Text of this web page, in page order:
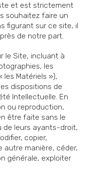
et est strictement
souhaitez faire un
figurant sur ce site, il
de notre part.
le Site, incluant à
les
les Matériels »),
dispositions de
Intellectuelle. En
ou reproduction,
être faite sans le
de leurs ayants-droit,
copier,
manière, céder,
générale, exploiter